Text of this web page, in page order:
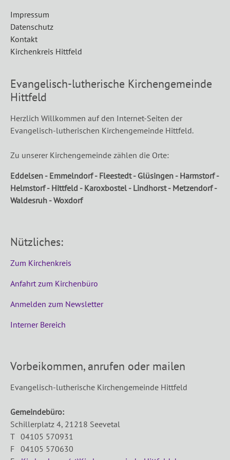
Impressum
Datenschutz
Kontakt
Kirchenkreis Hittfeld
Evangelisch-lutherische Kirchengemeinde
Hittfeld
Herzlich Willkommen auf den Internet-Seiten der
Evangelisch-lutherischen Kirchengemeinde Hittfeld.
Zu unserer Kirchengemeinde zählen die Orte:
Eddelsen - Emmelndorf - Fleestedt - Glüsingen - Harmstorf -
Helmstorf - Hittfeld - Karoxbostel - Lindhorst - Metzendorf -
Waldesruh - Woxdorf
Nützliches:
Zum Kirchenkreis
Anfahrt zum Kirchenbüro
Anmelden zum Newsletter
Interner Bereich
Vorbeikommen, anrufen oder mailen
Evangelisch-lutherische Kirchengemeinde Hittfeld
Gemeindebüro:
Schillerplatz 4, 21218 Seevetal
T 04105 570931
F 04105 570630